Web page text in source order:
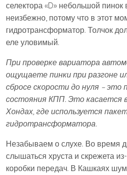
селектора «D» небольшой
неизбежно, потому что в этот
гидротрансформатор. Толчок
еле уловимый.
При проверке вариатора
ощущаете пинки при разгоне
сбросе скорости до нуля – это
состояния КПП. Это касается
Хондах, где используется
гидротрансформатора.
Незабываем о слухе. Во время
слышаться хруста и скрежета
коробки передач. В Кашкаях